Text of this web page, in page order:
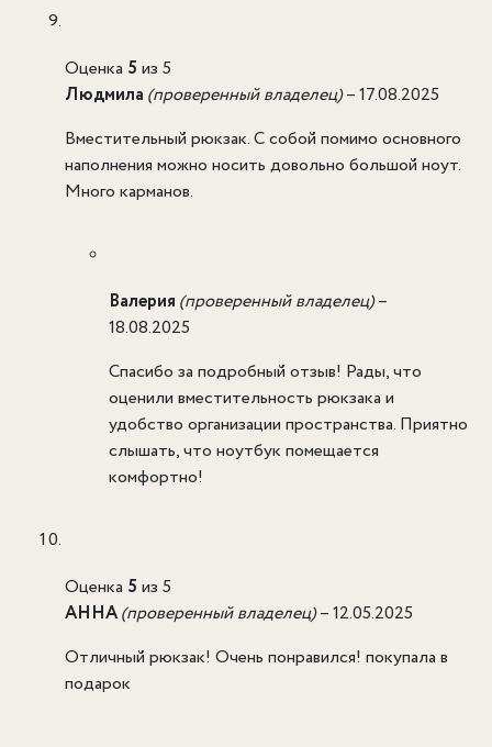
Оценка 5 из 5
Людмила (проверенный владелец)–17.08.2025
Вместительный рюкзак. С собой помимо основного
наполнения можно носить довольно большой ноут.
Много карманов.
Валерия (проверенный владелец)–
18.08.2025
Спасибо за подробный отзыв! Рады, что
оценили вместительность рюкзака и
удобство организации пространства. Приятно
слышать, что ноутбук помещается
комфортно!
Оценка 5 из 5
АННА(проверенный владелец)–12.05.2025
Отличный рюкзак! Очень понравился! покупала в
подарок